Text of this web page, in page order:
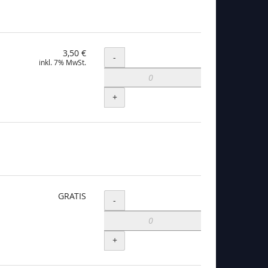
3,50 €
inkl. 7% MwSt. Menge
-
+
GRATIS Menge
-
+